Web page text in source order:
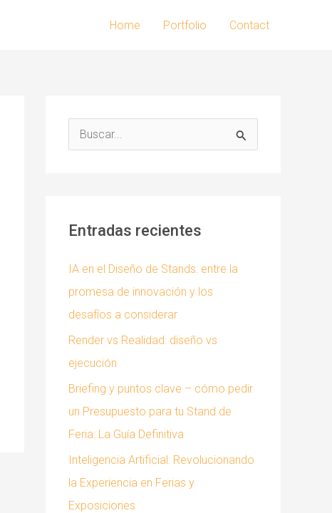
Home Portfolio Contact
u
p
o
r
:
Entradas recientes
IA en el Diseño de Stands: entre la
promesa de innovación y los
desafíos a considerar
Render vs Realidad: diseño vs
ejecución
Briefing y puntos clave – cómo pedir
un Presupuesto para tu Stand de
Feria: La Guía Definitiva
Inteligencia Artificial: Revolucionando
la Experiencia en Ferias y
Exposiciones